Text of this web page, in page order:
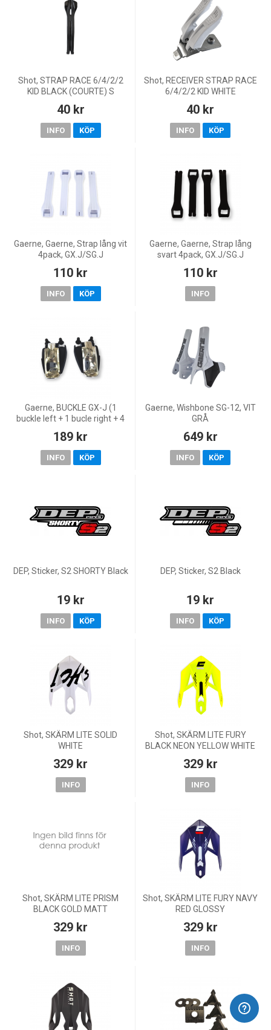
Shot, STRAP RACE 6/4/2/2
KID BLACK (COURTE) S
40 kr
INFO KÖP
Shot, RECEIVER STRAP RACE
6/4/2/2 KID WHITE
40 kr
INFO KÖP
Gaerne, Gaerne, Strap lång vit
4pack, GX.J/SG.J
110 kr
INFO KÖP
Gaerne, Gaerne, Strap lång
svart 4pack, GX.J/SG.J
110 kr
INFO
Gaerne, BUCKLE GX-J (1
buckle left + 1 bucle right + 4
189 kr
INFO KÖP
Gaerne, Wishbone SG-12, VIT
GRÅ
649 kr
INFO KÖP
DEP, Sticker, S2 SHORTY Black
19 kr
INFO KÖP
DEP, Sticker, S2 Black
19 kr
INFO KÖP
Shot, SKÄRM LITE SOLID
WHITE
329 kr
INFO
Shot, SKÄRM LITE FURY
BLACK NEON YELLOW WHITE
329 kr
INFO
Shot, SKÄRM LITE PRISM
BLACK GOLD MATT
329 kr
INFO
Shot, SKÄRM LITE FURY NAVY
RED GLOSSY
329 kr
INFO